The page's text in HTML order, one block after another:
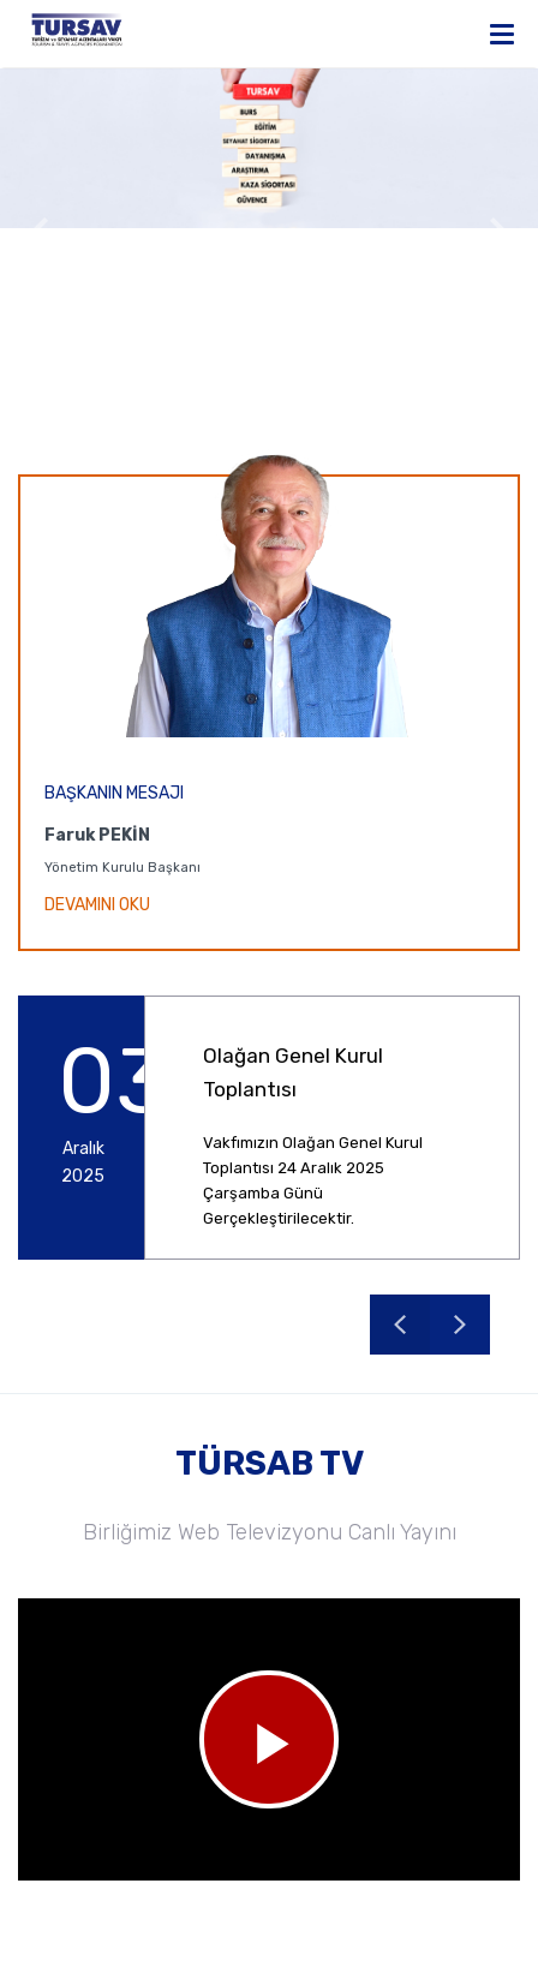
BAŞKANIN MESAJI
Faruk PEKİN
Yönetim Kurulu Başkanı
DEVAMINI OKU
03
Aralık
2025
Olağan Genel Kurul
Toplantısı
Vakfımızın Olağan Genel Kurul
Toplantısı 24 Aralık 2025
Çarşamba Günü
Gerçekleştirilecektir.
TÜRSAB TV
Birliğimiz Web Televizyonu Canlı Yayını